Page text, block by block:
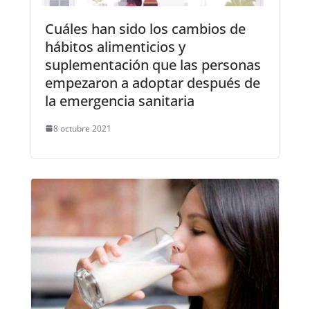
Cuáles han sido los cambios de
hábitos alimenticios y
suplementación que las personas
empezaron a adoptar después de
la emergencia sanitaria
8 octubre 2021